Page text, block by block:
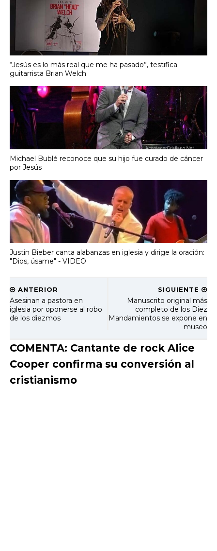
“Jesús es lo más real que me ha pasado”, testifica
guitarrista Brian Welch
Michael Bublé reconoce que su hijo fue curado de cáncer
por Jesús
Justin Bieber canta alabanzas en iglesia y dirige la oración:
"Dios, úsame" - VIDEO
SIGUIENTE
Manuscrito original más
completo de los Diez
Mandamientos se expone en
museo
ANTERIOR
Asesinan a pastora en
iglesia por oponerse al robo
de los diezmos
COMENTA: Cantante de rock Alice
Cooper confirma su conversión al
cristianismo